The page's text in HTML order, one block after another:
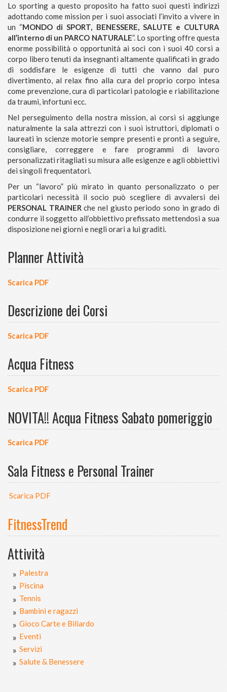
Lo sporting a questo proposito ha fatto suoi questi indirizzi
adottando come mission per i suoi associati l’invito a vivere in
un “MONDO di SPORT, BENESSERE, SALUTE e CULTURA
all’interno di un PARCO NATURALE”. Lo sporting offre questa
enorme possibilità o opportunità ai soci con i suoi 40 corsi a
corpo libero tenuti da insegnanti altamente qualificati in grado
di soddisfare le esigenze di tutti che vanno dal puro
divertimento, al relax fino alla cura del proprio corpo intesa
come prevenzione, cura di particolari patologie e riabilitazione
da traumi, infortuni ecc.
Nel perseguimento della nostra mission, ai corsi si aggiunge
naturalmente la sala attrezzi con i suoi istruttori, diplomati o
laureati in scienze motorie sempre presenti e pronti a seguire,
consigliare, correggere e fare programmi di lavoro
personalizzati ritagliati su misura alle esigenze e agli obbiettivi
dei singoli frequentatori.
Per un “lavoro” più mirato in quanto personalizzato o per
particolari necessità il socio può scegliere di avvalersi dei
PERSONAL TRAINERche nel giusto periodo sono in grado di
condurre il soggetto all’obbiettivo prefissato mettendosi a sua
disposizione nei giorni e negli orari a lui graditi.
Planner Attività
Scarica PDF
Descrizione dei Corsi
Scarica PDF
Acqua Fitness
Scarica PDF
NOVITA!! Acqua Fitness Sabato pomeriggio
Scarica PDF
Sala Fitness e Personal Trainer
Scarica PDF
FitnessTrend
Attività
Palestra
Piscina
Tennis
Bambini e ragazzi
Gioco Carte e Biliardo
Eventi
Servizi
Salute & Benessere